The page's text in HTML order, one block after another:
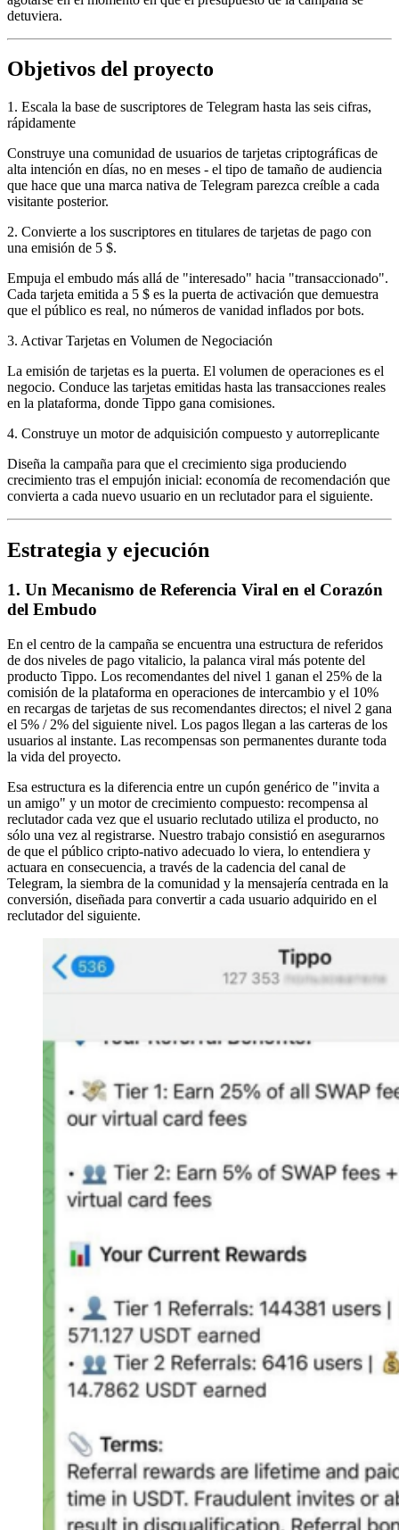
detuviera.
Objetivos del proyecto
1. Escala la base de suscriptores de Telegram hasta las seis cifras,
rápidamente
Construye una comunidad de usuarios de tarjetas criptográficas de
alta intención en días, no en meses - el tipo de tamaño de audiencia
que hace que una marca nativa de Telegram parezca creíble a cada
visitante posterior.
2. Convierte a los suscriptores en titulares de tarjetas de pago con
una emisión de 5 $.
Empuja el embudo más allá de "interesado" hacia "transaccionado".
Cada tarjeta emitida a 5 $ es la puerta de activación que demuestra
que el público es real, no números de vanidad inflados por bots.
3. Activar Tarjetas en Volumen de Negociación
La emisión de tarjetas es la puerta. El volumen de operaciones es el
negocio. Conduce las tarjetas emitidas hasta las transacciones reales
en la plataforma, donde Tippo gana comisiones.
4. Construye un motor de adquisición compuesto y autorreplicante
Diseña la campaña para que el crecimiento siga produciendo
crecimiento tras el empujón inicial: economía de recomendación que
convierta a cada nuevo usuario en un reclutador para el siguiente.
Estrategia y ejecución
1. Un Mecanismo de Referencia Viral en el Corazón
del Embudo
En el centro de la campaña se encuentra una estructura de referidos
de dos niveles de pago vitalicio, la palanca viral más potente del
producto Tippo. Los recomendantes del nivel 1 ganan el 25% de la
comisión de la plataforma en operaciones de intercambio y el 10%
en recargas de tarjetas de sus recomendantes directos; el nivel 2 gana
el 5% / 2% del siguiente nivel. Los pagos llegan a las carteras de los
usuarios al instante. Las recompensas son permanentes durante toda
la vida del proyecto.
Esa estructura es la diferencia entre un cupón genérico de "invita a
un amigo" y un motor de crecimiento compuesto: recompensa al
reclutador cada vez que el usuario reclutado utiliza el producto, no
sólo una vez al registrarse. Nuestro trabajo consistió en asegurarnos
de que el público cripto-nativo adecuado lo viera, lo entendiera y
actuara en consecuencia, a través de la cadencia del canal de
Telegram, la siembra de la comunidad y la mensajería centrada en la
conversión, diseñada para convertir a cada usuario adquirido en el
reclutador del siguiente.